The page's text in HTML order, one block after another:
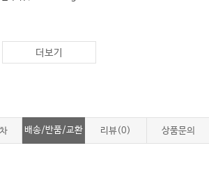
위(Facial Danger Zone 5 – Nasal Region)
확아래부위(Facial Danger Zone 6 – Infraorbital
더보기
배송/반품/교환 리뷰(0) 상품문의